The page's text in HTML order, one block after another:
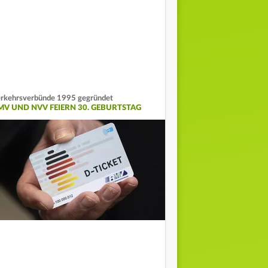
1995 gegründet
UND NVV FEIERN 30. GEBURTSTAG